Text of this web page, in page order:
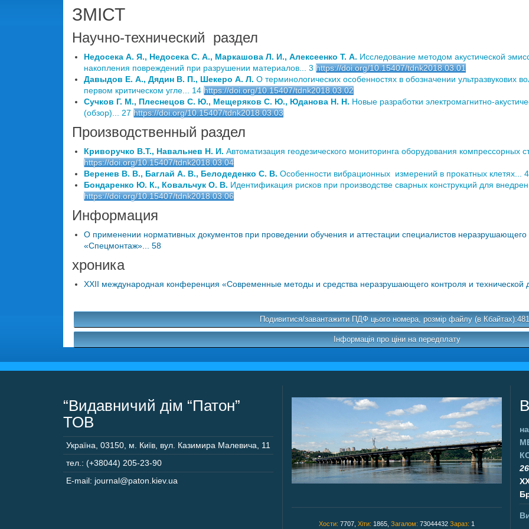
ЗМІСТ
Научно-технический раздел
Недосека А. Я., Недосека С. А., Маркашова Л. И., Алексеенко Т. А. Исследование методом акустической
накопления повреждений при разрушении материалов... 3 https://doi.org/10.15407/tdnk2018.03.01
Давыдов Е. А., Дядин В. П., Шекеро А. Л. О терминологических особенностях в обозначении ультразвукових
первом критическом угле... 14 https://doi.org/10.15407/tdnk2018.03.02
Сучков Г. М., Плеснецов С. Ю., Мещеряков С. Ю., Юданова Н. Н. Новые разработки электромагнитно-
(обзор)... 27 https://doi.org/10.15407/tdnk2018.03.03
Производственный раздел
Криворучко В.Т., Навальнев Н. И. Автоматизация геодезического мониторинга оборудования компрессорных
https://doi.org/10.15407/tdnk2018.03.04
Веренев В. В., Баглай А. В., Белодеденко С. В. Особенности вибрационных измерений в прокатных клетях...
Бондаренко Ю. К., Ковальчук О. В. Идентификация рисков при производстве сварных конструкций для
https://doi.org/10.15407/tdnk2018.03.06
Информация
О применении нормативных документов при проведении обучения и аттестации специалистов неразрушающего
«Спецмонтаж»... 58
хроника
XXII международная конференция «Современные методы и средства неразрушающего контроля и технической
Подивитися/завантажити ПДФ цього номера, розмір файлу (в
Інформація про ціни на передплату
“Видавничий дім “Патон”
ТОВ
Україна 03150 м. Київ, вул. Казимира Малевича, 11
тел.: (+38044) 205-23-90
E-mail: journal@paton.kiev.ua
Хости: 7707, Хіти: 1865, Загалом: 73044432 Зараз: 1